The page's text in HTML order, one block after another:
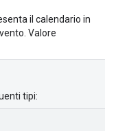
il calendario in
Valore
tipi: